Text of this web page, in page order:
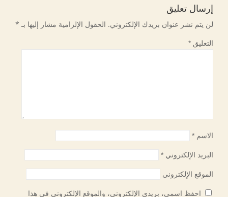
إرسال تعليق
لن يتم نشر عنوان بريدك الإلكتروني. الحقول الإلزامية مشار إليها بـ *
التعليق*
الاسم*
البريد الإلكتروني*
الموقع الإلكتروني
احفظ اسمي، بريدي الإلكتروني، والموقع الإلكتروني في هذا